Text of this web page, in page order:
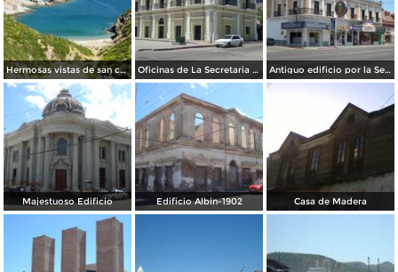
Hermosas vistas de san carlos Nuevo guaymas Oficinas de La Secretaria De Turismo Antiguo edificio por la Serdan
Majestuoso Edificio Edificio Albin-1902 Casa de Madera